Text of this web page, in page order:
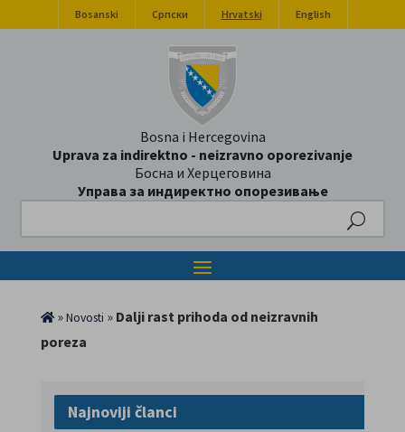
Bosanski Српски Hrvatski English
Bosna i Hercegovina
Uprava za indirektno - neizravno oporezivanje
Босна и Херцеговина
Управа за индиректно опорезивање
»Novosti » Dalji rast prihoda od neizravnih
poreza
Najnoviji članci